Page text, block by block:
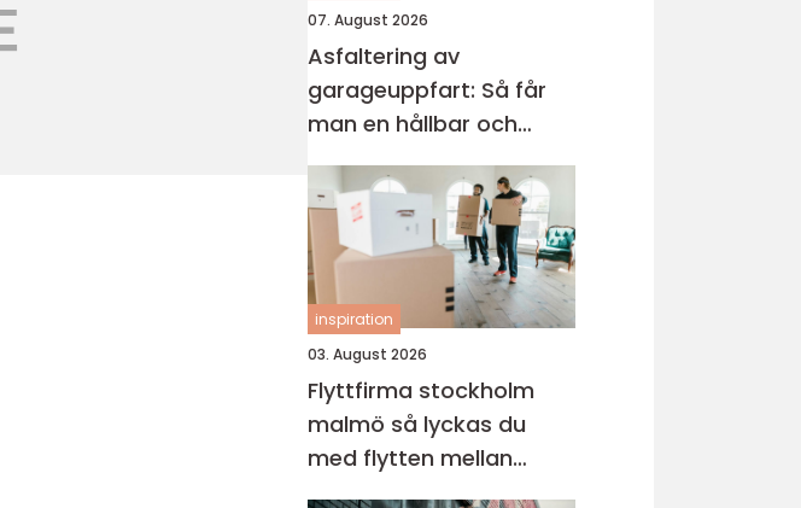
07. August 2026
Asfaltering av
garageuppfart: Så får
man en hållbar och
snygg infart
inspiration
03. August 2026
Flyttfirma stockholm
malmö så lyckas du
med flytten mellan
sveriges storstäder